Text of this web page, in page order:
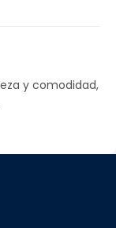
y comodidad,